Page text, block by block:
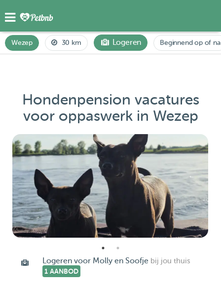
Wezep 30 km Logeren Beginnend op of na
Hondenpension vacatures
voor oppaswerk in Wezep
Logeren voor Molly en Soofje bij jou thuis
1 AANBOD